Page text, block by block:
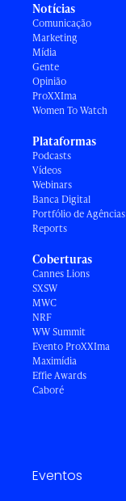
Notícias
Comunicação
Marketing
Mídia
Gente
Opinião
ProXXIma
Women To Watch
Plataformas
Podcasts
Vídeos
Webinars
Banca Digital
Portfólio de Agências
Reports
Coberturas
Cannes Lions
SXSW
MWC
NRF
WW Summit
Evento ProXXIma
Maximídia
Effie Awards
Caboré
Eventos